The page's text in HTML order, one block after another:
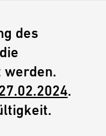
des
werden.
.